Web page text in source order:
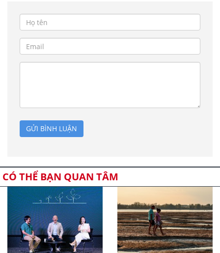
GỬI BÌNH LUẬN
CÓ THỂ BẠN QUAN TÂM